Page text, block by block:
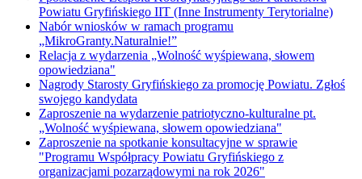
Powiatu Gryfińskiego IIT (Inne Instrumenty Terytorialne)
Nabór wniosków w ramach programu
„MikroGranty.Naturalnie!”
Relacja z wydarzenia „Wolność wyśpiewana, słowem
opowiedziana"
Nagrody Starosty Gryfińskiego za promocję Powiatu. Zgłoś
swojego kandydata
Zaproszenie na wydarzenie patriotyczno-kulturalne pt.
„Wolność wyśpiewana, słowem opowiedziana"
Zaproszenie na spotkanie konsultacyjne w sprawie
"Programu Współpracy Powiatu Gryfińskiego z
organizacjami pozarządowymi na rok 2026"